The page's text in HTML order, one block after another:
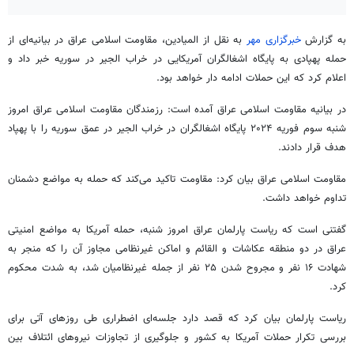
به گزارشخبرگزاری مهر به نقل از المیادین، مقاومت اسلامی عراق در بیانیه‌ای از
حملهپهپادی به پایگاه اشغالگران آمریکایی در خراب الجیردر سوریه خبر داد و
اعلام کرد که این حملات ادامه دار خواهد بود.
در بیانیه مقاومت اسلامی عراق آمده است: رزمندگان مقاومت اسلامی عراق امروز
شنبه سوم فوریه ۲۰۲۴ پایگاه اشغالگران در خراب
الجیر در عمق سوریه را با پهپاد
هدف قرار دادند.
مقاومت اسلامی عراق بیان کرد: مقاومت تاکید می‌کند که حمله به مواضع دشمنان
تداوم خواهد داشت.
گفتنی است که ریاست پارلمان عراق امروز شنبه، حمله آمریکا به مواضع امنیتی
عراق در دو منطقه عکاشات و القائمو اماکن غیرنظامی مجاوز آن را که منجر به
شهادت ۱۶ نفر و مجروح شدن ۲۵ نفر از جمله غیرنظامیان شد، به شدت محکوم
کرد.
ریاست پارلمان بیان کرد که قصد دارد جلسه‌ای اضطراری طی روزهای آتی برای
بررسی تکرار حملات آمریکا به کشور و جلوگیری از تجاوزات نیروهای ائتلاف بین